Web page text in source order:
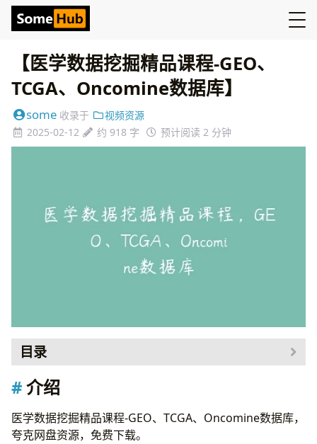
【医学数据挖掘精品课程-GEO、
TCGA、Oncomine数据库】
some 收录于
视频资源
2025-02-12
约 918 字 预计阅读 2 分钟
目录
介绍
资源
介绍
医学数据挖掘精品课程-GEO、TCGA、Oncomine数据库，
夸克网盘资源，免费下载。